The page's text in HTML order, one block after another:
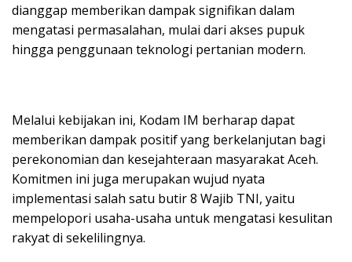
dianggap memberikan dampak signifikan dalam
mengatasi permasalahan, mulai dari akses pupuk
hingga penggunaan teknologi pertanian modern.
Melalui kebijakan ini, Kodam IM berharap dapat
memberikan dampak positif yang berkelanjutan bagi
perekonomian dan kesejahteraan masyarakat Aceh.
Komitmen ini juga merupakan wujud nyata
implementasi salah satu butir 8 Wajib TNI, yaitu
mempelopori usaha-usaha untuk mengatasi kesulitan
rakyat di sekelilingnya.